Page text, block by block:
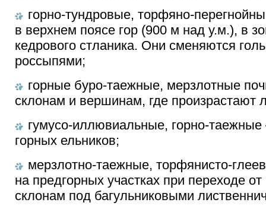
горно-тундровые, торфяно-
в верхнем поясе гор (900 м над у.м.), в
кедрового стланика. Они сменяются
россыпями;
горные буро-таежные, мерзлотные
склонам и вершинам, где произрастают
гумусо-иллювиальные, горно-таежные
горных ельников;
мерзлотно-таежные, торфянисто-
на предгорных участках при переходе
склонам под багульниковыми